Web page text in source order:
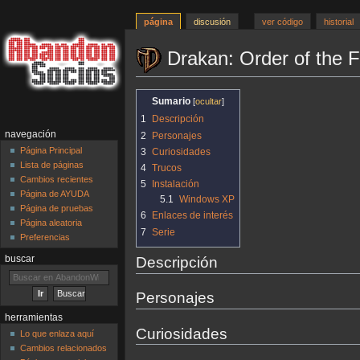
Drakan: Order of the
la
navegación
la
búsqueda
Sumario
1
Descripción
2
Personajes
3 Curiosidades
4 Trucos
5
Instalación
5.1 Windows XP
6
Enlaces de interés
7 Serie
Descripción
Personajes
Curiosidades
página discusión ver código historial
navegación
Página Principal
Lista de páginas
Cambios recientes
Página de AYUDA
Página de pruebas
Página aleatoria
Preferencias
buscar
herramientas
Lo que enlaza aquí
Cambios relacionados